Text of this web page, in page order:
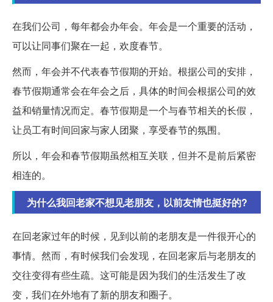
在我们公司，每年都会办年会。年会是一个重要的活动，
可以让同事们聚在一起，欢度春节。
然而，年会并不代表春节假期的开始。根据公司的安排，
春节假期通常会在年会之后，具体的时间会根据公司的效
益和销量情况而定。春节假期是一个与春节相关的长假，
让员工有时间回家与家人团聚，享受春节的氛围。
所以，年会和春节假期虽然相互关联，但并不是前后紧密
相连的。
为什么我回老家不想见老朋友，以前友情也挺好的?
在回老家过年的时候，见到以前的老朋友是一件很开心的
事情。然而，有时候我们会发现，在回老家后与老朋友的
交往变得有些生疏。这可能是因为我们的生活发生了改
变，我们在外地有了新的朋友和圈子。